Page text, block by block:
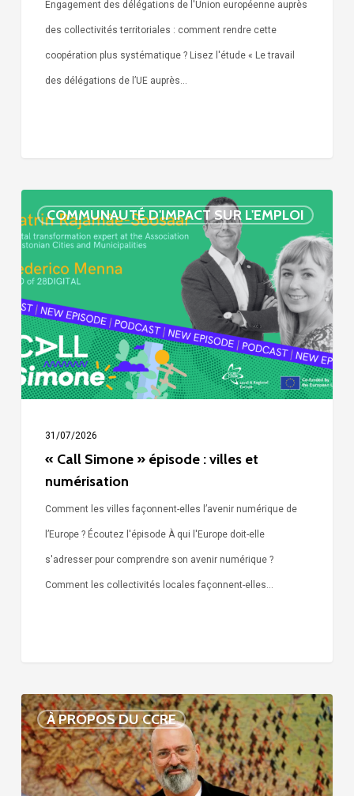
Engagement des délégations de l'Union européenne auprès
des collectivités territoriales : comment rendre cette
coopération plus systématique ? Lisez l'étude « Le travail
des délégations de l’UE auprès…
COMMUNAUTÉ D'IMPACT SUR L'EMPLOI
Simone »
épisode
:
villes
et
numérisation
31/07/2026
« Call Simone » épisode : villes et
numérisation
Comment les villes façonnent-elles l’avenir numérique de
l’Europe ? Écoutez l'épisode À qui l'Europe doit-elle
s'adresser pour comprendre son avenir numérique ?
Comment les collectivités locales façonnent-elles…
À PROPOS DU CCRE
Voix
de
nos
75